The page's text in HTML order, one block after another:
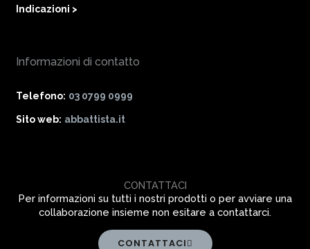
Indicazioni >
Informazioni di contatto
Telefono: 03 0799 0999
Sito web: abbattista.it
CONTATTACI
Per informazioni su tutti i nostri prodotti o per avviare una
collaborazione insieme non esitare a contattarci.
CONTATTACI